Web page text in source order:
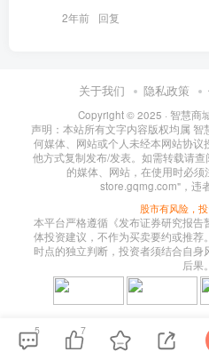
2年前 回复
关于我们 隐私政策
Copyright © 2025 · 智慧商
声明：本站所有文字内容版权均属
何媒体、网站或个人未经本网站协
他方式复制发布/发表。如需转载请查
的媒体、网站，在使用时必
store.gqmg.com"，违
股市有风险，投
本平台严格遵循《发布证券研究报
体投资建议，不作为买卖要约或推
时点的独立判断，投资者须结合自
后果。
5 7